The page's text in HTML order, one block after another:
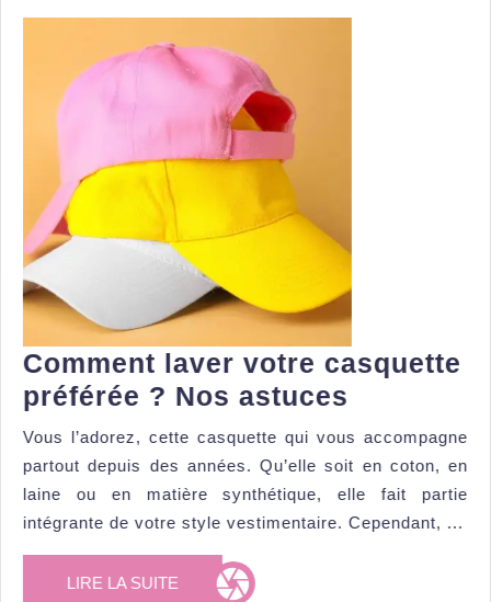
Comment laver votre casquette
préférée ? Nos astuces
laver
votre
casquette
préférée
Vous l’adorez, cette casquette qui vous accompagne
partout depuis des années. Qu’elle soit en coton, en
laine ou en matière synthétique, elle fait partie
intégrante de votre style vestimentaire. Cependant, ...
LIRE LA SUITE